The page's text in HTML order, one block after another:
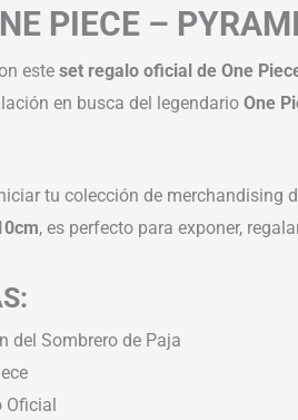
PIECE –
este set regalo oficial de One
en busca del legendario One
tu colección de
, es perfecto para exponer,
del Sombrero de Paja
Oficial